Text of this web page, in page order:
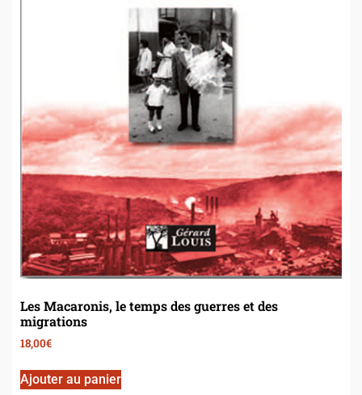
Les Macaronis, le temps des guerres et des
migrations
18,00€
Ajouter au panier